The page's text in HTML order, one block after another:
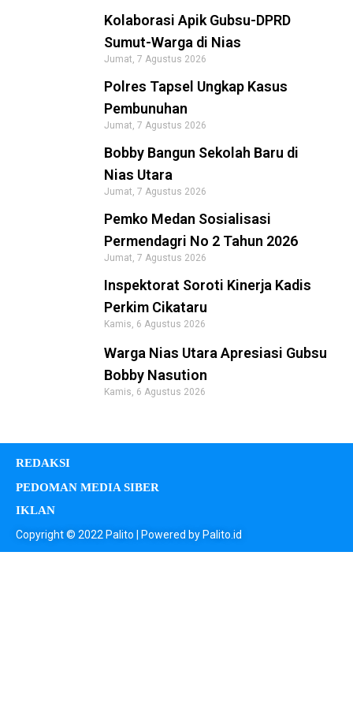
Kolaborasi Apik Gubsu-DPRD
Sumut-Warga di Nias
Jumat, 7 Agustus 2026
Polres Tapsel Ungkap Kasus
Pembunuhan
Jumat, 7 Agustus 2026
Bobby Bangun Sekolah Baru di
Nias Utara
Jumat, 7 Agustus 2026
Pemko Medan Sosialisasi
Permendagri No 2 Tahun 2026
Jumat, 7 Agustus 2026
Inspektorat Soroti Kinerja Kadis
Perkim Cikataru
Kamis, 6 Agustus 2026
Warga Nias Utara Apresiasi Gubsu
Bobby Nasution
Kamis, 6 Agustus 2026
REDAKSI
PEDOMAN MEDIA SIBER
IKLAN
Copyright © 2022 Palito | Powered by Palito.id